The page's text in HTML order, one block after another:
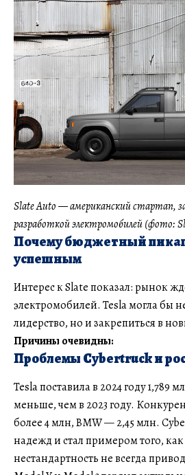
Slate Auto — американский стартап,
разработкой электромобилей (фото:
Почему бюджетный
успешным
Интерес к Slate показал: рынок
электромобилей. Tesla могла бы
лидерство, но и закрепиться в
Причины очевидны:
Проблемы Cybertruck и
Tesla поставила в 2024 году 1,789
меньше, чем в 2023 году.
более 4 млн, BMW — 2,45 млн.
надежд и стал примером того, как
нестандартность не всегда